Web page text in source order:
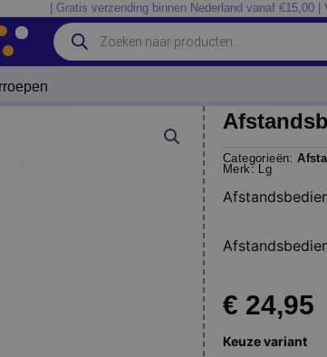
| Gratis verzending binnen Nederland vanaf
Producten
zoeken
Categorieën:
Merk: Lg
€ 24,95
Keuze variant